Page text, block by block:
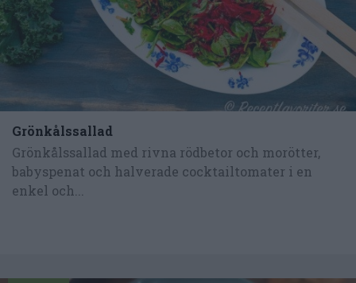
Grönkålssallad
Grönkålssallad med rivna rödbetor och morötter,
babyspenat och halverade cocktailtomater i en
enkel och...